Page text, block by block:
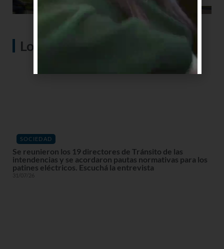
Lo más visto
SOCIEDAD
Se reunieron los 19 directores de Tránsito de las
intendencias y se acordaron pautas normativas para los
patines eléctricos. Escuchá la entrevista
31/07/26